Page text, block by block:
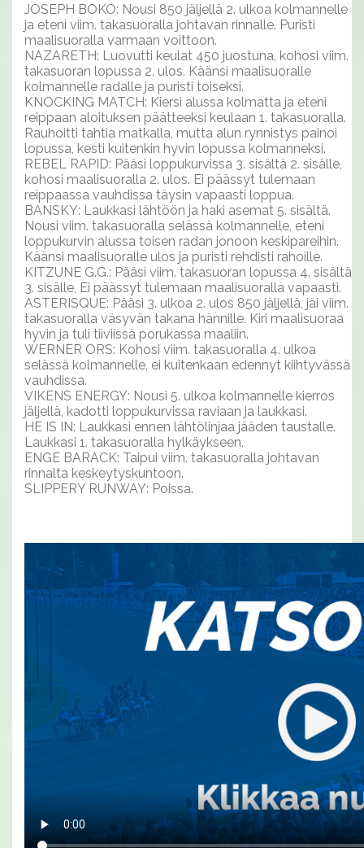
JOSEPH BOKO: Nousi 850 jäljellä 2. ulkoa kolmannelle
ja eteni viim. takasuoralla johtavan rinnalle. Puristi
maalisuoralla varmaan voittoon.
NAZARETH: Luovutti keulat 450 juostuna, kohosi viim.
takasuoran lopussa 2. ulos. Käänsi maalisuoralle
kolmannelle radalle ja puristi toiseksi.
KNOCKING MATCH: Kiersi alussa kolmatta ja eteni
reippaan aloituksen päätteeksi keulaan 1. takasuoralla.
Rauhoitti tahtia matkalla, mutta alun rynnistys painoi
lopussa, kesti kuitenkin hyvin lopussa kolmanneksi.
REBEL RAPID: Pääsi loppukurvissa 3. sisältä 2. sisälle,
kohosi maalisuoralla 2. ulos. Ei päässyt tulemaan
reippaassa vauhdissa täysin vapaasti loppua.
BANSKY: Laukkasi lähtöön ja haki asemat 5. sisältä.
Nousi viim. takasuoralla selässä kolmannelle, eteni
loppukurvin alussa toisen radan jonoon keskipareihin.
Käänsi maalisuoralle ulos ja puristi rehdisti rahoille.
KITZUNE G.G.: Pääsi viim. takasuoran lopussa 4. sisältä
3. sisälle, Ei päässyt tulemaan maalisuoralla vapaasti.
ASTERISQUE: Pääsi 3. ulkoa 2. ulos 850 jäljellä, jäi viim.
takasuoralla väsyvän takana hännille. Kiri maalisuoraa
hyvin ja tuli tiiviissä porukassa maaliin.
WERNER ORS: Kohosi viim. takasuoralla 4. ulkoa
selässä kolmannelle, ei kuitenkaan edennyt kiihtyvässä
vauhdissa.
VIKENS ENERGY: Nousi 5. ulkoa kolmannelle kierros
jäljellä, kadotti loppukurvissa raviaan ja laukkasi.
HE IS IN: Laukkasi ennen lähtölinjaa jääden taustalle.
Laukkasi 1. takasuoralla hylkäykseen.
ENGE BARACK: Taipui viim. takasuoralla johtavan
rinnalta keskeytyskuntoon.
SLIPPERY RUNWAY: Poissa.